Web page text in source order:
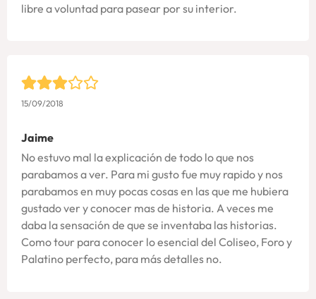
libre a voluntad para pasear por su interior.
15/09/2018
Jaime
No estuvo mal la explicación de todo lo que nos
parabamos a ver. Para mi gusto fue muy rapido y nos
parabamos en muy pocas cosas en las que me hubiera
gustado ver y conocer mas de historia. A veces me
daba la sensación de que se inventaba las historias.
Como tour para conocer lo esencial del Coliseo, Foro y
Palatino perfecto, para más detalles no.